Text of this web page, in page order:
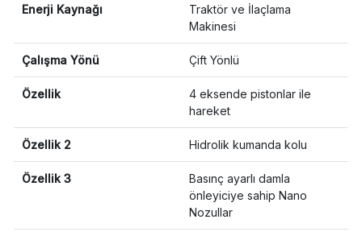
Enerji Kaynağı
Traktör ve İlaçlama
Makinesi
Çalışma Yönü Çift Yönlü
Özellik
4 eksende pistonlar ile
hareket
Özellik 2 Hidrolik kumanda kolu
Özellik 3
Basınç ayarlı damla
önleyiciye sahip Nano
Nozullar